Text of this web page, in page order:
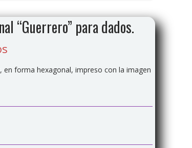
“Guerrero” para dados.
en forma hexagonal, impreso con la imagen